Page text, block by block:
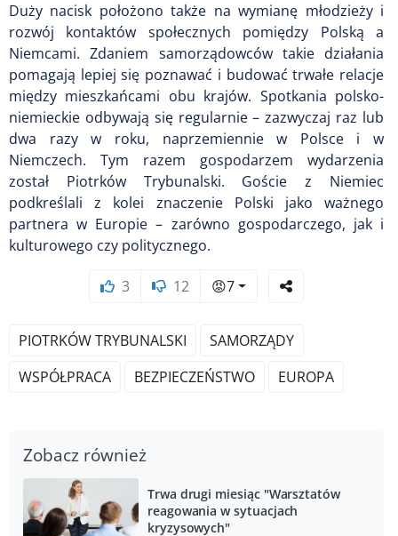
Duży nacisk położono także na wymianę młodzieży i
rozwój kontaktów społecznych pomiędzy Polską a
Niemcami. Zdaniem samorządowców takie działania
pomagają lepiej się poznawać i budować trwałe relacje
między mieszkańcami obu krajów. Spotkania polsko-
niemieckie odbywają się regularnie – zazwyczaj raz lub
dwa razy w roku, naprzemiennie w Polsce i w
Niemczech. Tym razem gospodarzem wydarzenia
został Piotrków Trybunalski. Goście z Niemiec
podkreślali z kolei znaczenie Polski jako ważnego
partnera w Europie – zarówno gospodarczego, jak i
kulturowego czy politycznego.
3 12 😡7
PIOTRKÓW TRYBUNALSKI
SAMORZĄDY
WSPÓŁPRACA
BEZPIECZEŃSTWO EUROPA
Zobacz również
Trwa drugi miesiąc "Warsztatów
reagowania w sytuacjach
kryzysowych"